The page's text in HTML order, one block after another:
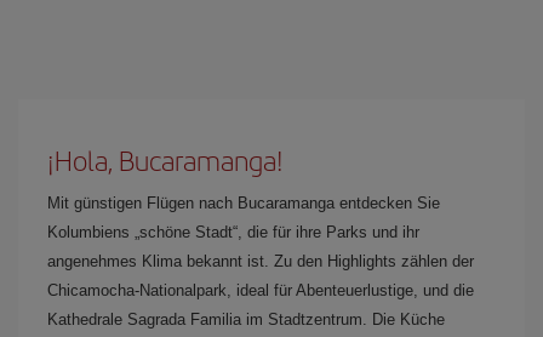
¡Hola, Bucaramanga!
Mit günstigen Flügen nach Bucaramanga entdecken Sie
Kolumbiens „schöne Stadt“, die für ihre Parks und ihr
angenehmes Klima bekannt ist. Zu den Highlights zählen der
Chicamocha-Nationalpark, ideal für Abenteuerlustige, und die
Kathedrale Sagrada Familia im Stadtzentrum. Die Küche